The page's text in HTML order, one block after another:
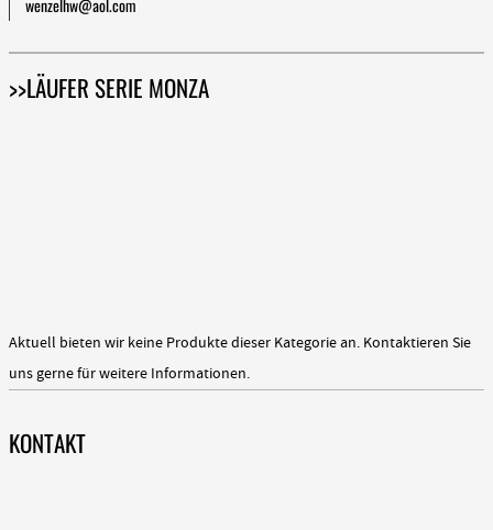
wenzelhw@aol.com
>>LÄUFER SERIE MONZA
Aktuell bieten wir keine Produkte dieser Kategorie an. Kontaktieren Sie
uns gerne für weitere Informationen.
KONTAKT